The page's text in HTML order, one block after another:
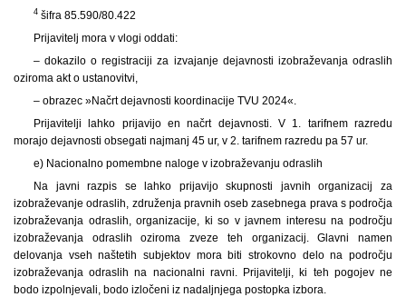
4šifra 85.590/80.422
Prijavitelj mora v vlogi oddati:
– dokazilo o registraciji za izvajanje dejavnosti izobraževanja odraslih
oziroma akt o ustanovitvi,
– obrazec »Načrt dejavnosti koordinacije TVU 2024«.
Prijavitelji lahko prijavijo en načrt dejavnosti. V 1. tarifnem razredu
morajo dejavnosti obsegati najmanj 45 ur, v 2. tarifnem razredu pa 57 ur.
e) Nacionalno pomembne naloge v izobraževanju odraslih
Na javni razpis se lahko prijavijo skupnosti javnih organizacij za
izobraževanje odraslih, združenja pravnih oseb zasebnega prava s področja
izobraževanja odraslih, organizacije, ki so v javnem interesu na področju
izobraževanja odraslih oziroma zveze teh organizacij. Glavni namen
delovanja vseh naštetih subjektov mora biti strokovno delo na področju
izobraževanja odraslih na nacionalni ravni. Prijavitelji, ki teh pogojev ne
bodo izpolnjevali, bodo izločeni iz nadaljnjega postopka izbora.